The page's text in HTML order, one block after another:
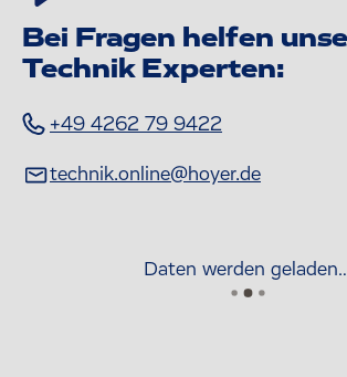
Bei Fragen helfen
Technik Experten:
+49 4262 79 9422
technik.online@hoyer.de
Daten werden